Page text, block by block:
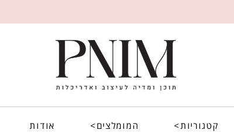
קטגוריות> המומלצים> אודות